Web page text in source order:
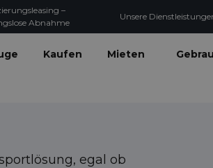
–
Abnahme
Unsere
Kaufen Mieten
egal ob